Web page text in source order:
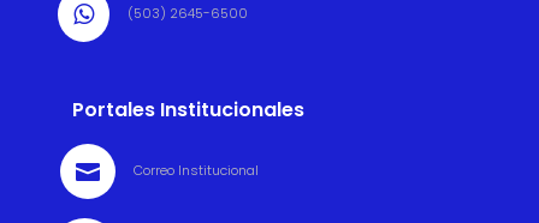
 (503) 2645-6500
Portales Institucionales
 Correo Institucional